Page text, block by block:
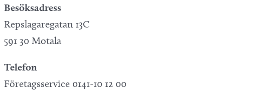
Besöksadress
Repslagaregatan 13C
591 30 Motala
Telefon
Företagsservice 0141-10 12 00